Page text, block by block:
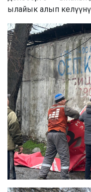
ылайык алып келүүнү